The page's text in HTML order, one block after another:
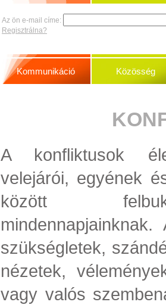
Az ön e-mail címe:
Regisztrálna?
Kommunikáció Közösség
A konfliktusok
velejárói, egyének
között
szükségletek,
nézetek,
vagy valós